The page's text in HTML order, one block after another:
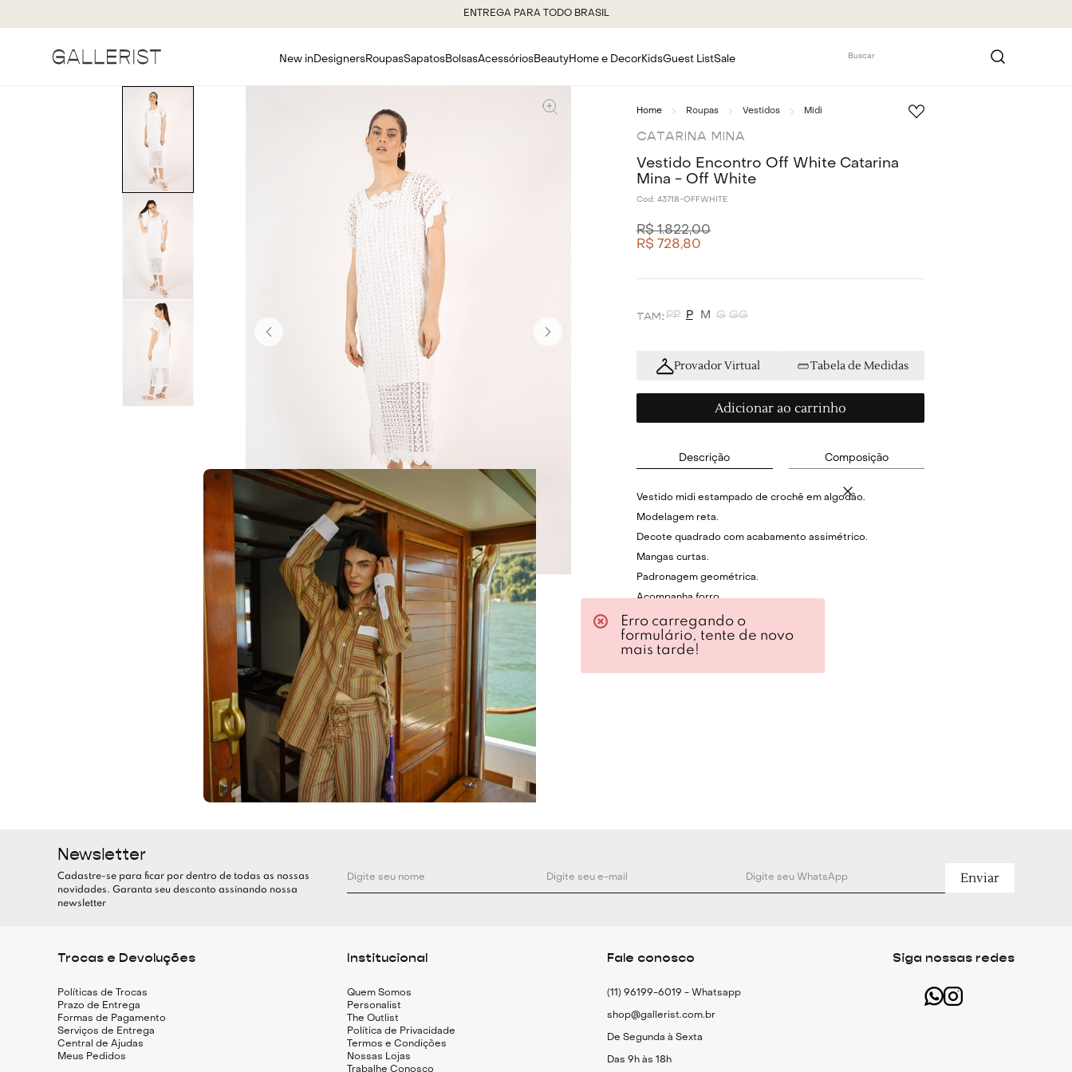
ENTREGA PARA TODO BRASIL
New in DesignersRoupasSapatosBolsasAcessóriosBeautyHome e DecorKidsGuest ListSale
Buscar
Roupas Vestidos Midi
CATARINA MINA
Vestido Encontro Off White Catarina
Mina - Off White
Cod: 43718-OFFWHITE
R$ 1.822,00
R$ 728,80
PP P M G GG
Provador Virtual Tabela de Medidas
Adicionar ao carrinho
Descrição Composição
Vestido midi estampado de crochê em algodão.
Modelagem reta.
Decote quadrado com acabamento assimétrico.
Mangas curtas.
Padronagem geométrica.
Acompanha forro.
Possui fendas laterais.
Não possui fechamento.
Combine com sandália branca para look fresh.
GG- Busto: 104cm - Cintura: 102cm - Comprimento: 122cm.
Altura: 1.75cm
Cintura: 60cm
Quadril: 86cm
Newsletter
Cadastre-se para ficar por dentro de todas as nossas
novidades. Garanta seu desconto assinando nossa
newsletter
Enviar
Trocas e Devoluções
Políticas de Trocas
Prazo de Entrega
Formas de Pagamento
Serviços de Entrega
Central de Ajudas
Meus Pedidos
Institucional
Quem Somos
Personalist
The Outlist
Política de Privacidade
Termos e Condições
Nossas Lojas
Trabalhe Conosco
Fale conosco
(11) 96199-6019 - Whatsapp
shop@gallerist.com.br
De Segunda à Sexta
Das 9h às 18h
Siga nossas redes
Erro carregando o
formulário, tente de novo
mais tarde!